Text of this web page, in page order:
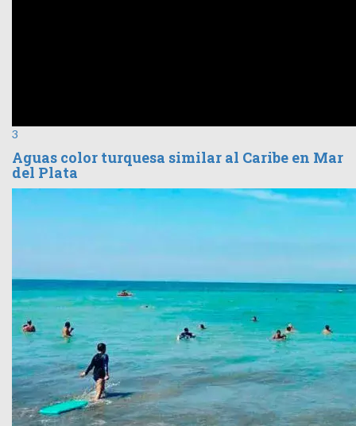
3
Aguas color turquesa similar al Caribe en Mar
del Plata